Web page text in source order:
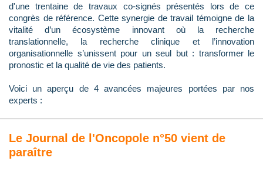
d'une trentaine de travaux co-signés présentés lors de ce
congrès de référence. Cette synergie de travail témoigne de la
vitalité d’un écosystème innovant où la recherche
translationnelle, la recherche clinique et l’innovation
organisationnelle s’unissent pour un seul but : transformer le
pronostic et la qualité de vie des patients.
Voici un aperçu de 4 avancées majeures portées par nos
experts :
Le Journal de l'Oncopole n°50 vient de
paraître